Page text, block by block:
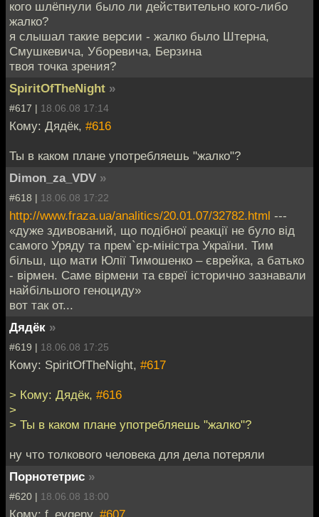
кого шлёпнули было ли действительно кого-либо
жалко?
я слышал такие версии - жалко было Штерна,
Смушкевича, Уборевича, Берзина
твоя точка зрения?
SpiritOfTheNight »
#617 | 18.06.08 17:14
Кому: Дядёк, #616
Ты в каком плане употребляешь "жалко"?
Dimon_za_VDV »
#618 | 18.06.08 17:22
http://www.fraza.ua/analitics/20.01.07/32782.html ---
«дуже здивований, що подібної реакції не було від
самого Уряду та прем`єр-міністра України. Тим
більш, що мати Юлії Тимошенко – єврейка, а батько
- вірмен. Саме вірмени та євреї історично зазнавали
найбільшого геноциду»
вот так от...
Дядёк »
#619 | 18.06.08 17:25
Кому: SpiritOfTheNight, #617
> Кому: Дядёк, #616
>
> Ты в каком плане употребляешь "жалко"?
ну что толкового человека для дела потеряли
Порнотетрис »
#620 | 18.06.08 18:00